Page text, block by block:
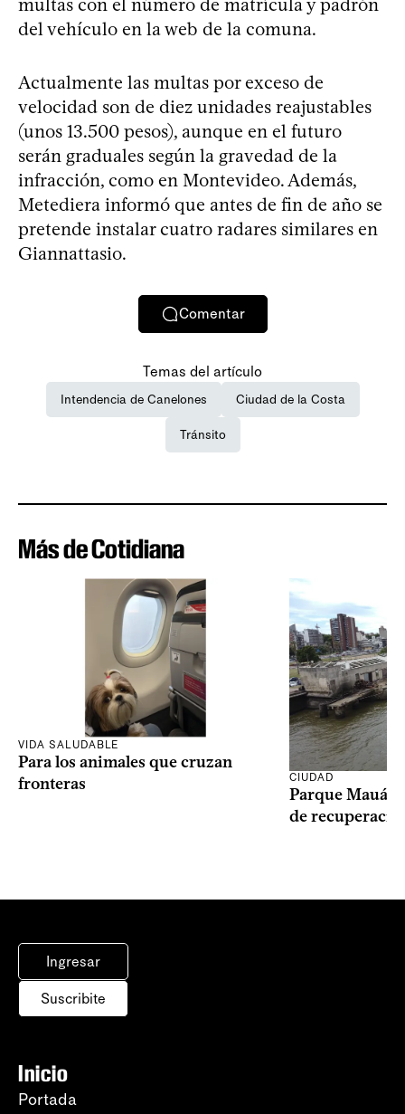
del vehículo en la web de la comuna.
Actualmente las multas por exceso de
velocidad son de diez unidades reajustables
(unos 13.500 pesos), aunque en el futuro
serán graduales según la gravedad de la
infracción, como en Montevideo. Además,
Metediera informó que antes de fin de año se
pretende instalar cuatro radares similares en
Giannattasio.
Comentar
Temas del artículo
Intendencia de Canelones Ciudad de la Costa
Tránsito
Más de Cotidiana
VIDA SALUDABLE
Para los animales que cruzan
fronteras
CIUDAD
Parque Mauá
de
Ingresar
Suscribite
Inicio
Portada